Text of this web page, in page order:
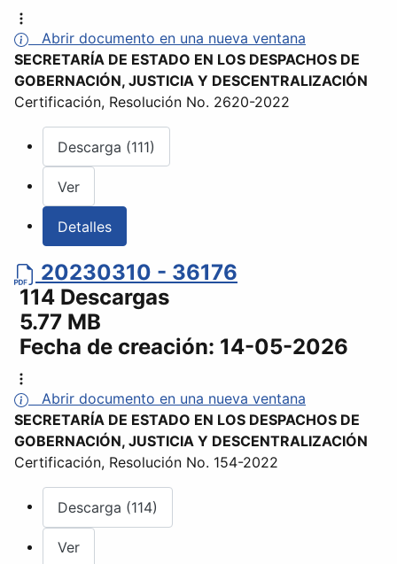
Abrir documento en una nueva ventana
SECRETARÍA DE ESTADO EN LOS DESPACHOS DE
GOBERNACIÓN, JUSTICIA Y DESCENTRALIZACIÓN
Certificación, Resolución No. 2620-2022
Descarga (111)
Ver
Detalles
20230310 - 36176
114 Descargas
5.77 MB
Fecha de creación: 14-05-2026
Abrir documento en una nueva ventana
SECRETARÍA DE ESTADO EN LOS DESPACHOS DE
GOBERNACIÓN, JUSTICIA Y DESCENTRALIZACIÓN
Certificación, Resolución No. 154-2022
Descarga (114)
Ver